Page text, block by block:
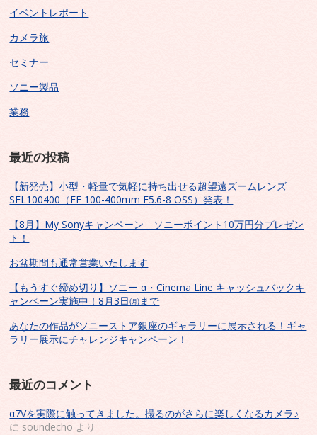
イベントレポート
カメラ旅
セミナー
ソニー製品
業務
最近の投稿
【新発売】小型・軽量で気軽に持ち出せる超望遠ズームレンズ
SEL100400（FE 100-400mm F5.6-8 OSS）発表！
【8月】My Sonyキャンペーン ソニーポイント10万円分プレゼン
ト！
お盆期間も通常営業いたします
【もうすぐ締め切り】ソニー α・Cinema Line キャッシュバックキ
ャンペーン実施中！8月3日㈪まで
あなたの作品がソニーストア銀座のギャラリーに展示される！ギャ
ラリー展示にチャレンジキャンペーン！
最近のコメント
α7Vを実際に触ってきました。撮るのがさらに楽しくなるカメラ♪
に soundecho より